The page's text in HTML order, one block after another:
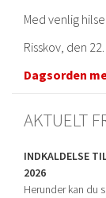
Med venlig
Risskov, den
Dagsorden
AKTUELT
INDKALDELSE
2026
Herunder kan du